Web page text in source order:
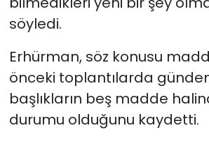
söyledi.
Erhürman, söz konusu
önceki toplantılarda
başlıkların beş madde
durumu olduğunu kaydetti.